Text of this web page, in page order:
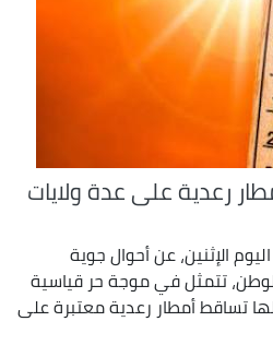
رعدية على عدة ولايات
الإثنين، عن أحوال جوية
تتمثل في موجة حر قياسية
تساقط أمطار رعدية معتبرة على